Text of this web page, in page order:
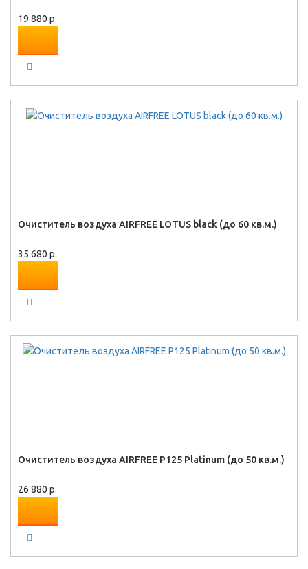
19 880 р.
Очиститель воздуха AIRFREE LOTUS black (до 60 кв.м.)
35 680 р.
Очиститель воздуха AIRFREE P125 Platinum (до 50 кв.м.)
26 880 р.